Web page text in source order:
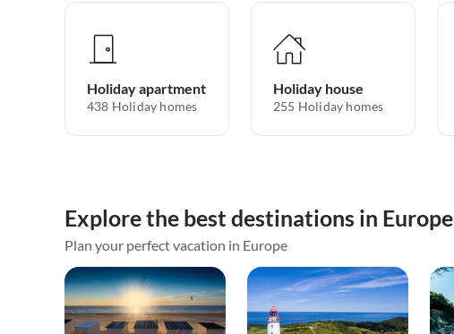
Holiday apartment
438 Holiday homes
Holiday house
255 Holiday homes
Explore the best destinations in Europe
Plan your perfect vacation in Europe